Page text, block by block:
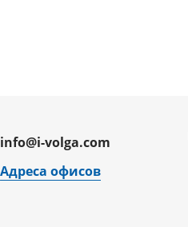
info@i-volga.com
Адреса офисов